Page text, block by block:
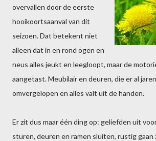
overvallen door de eerste
hooikoortsaanval van dit
seizoen. Dat betekent niet
alleen dat in en rond ogen en
neus alles jeukt en leegloopt, maar de
aangetast. Meubilair en deuren, die er al
omvergelopen en alles valt uit de handen.
Er zit dus maar één ding op: geliefden uit
sturen, deuren en ramen sluiten, rustig